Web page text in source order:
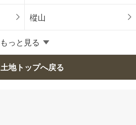
樅山
もっと見る
土地トップへ戻る